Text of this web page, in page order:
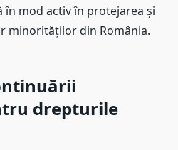
în mod activ în protejarea și
minorităților din România.
drepturile